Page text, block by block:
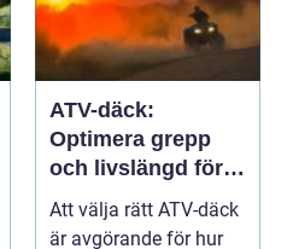
ATV-däck:
Optimera grepp
och livslängd för
din fyrhjuling
Att välja rätt ATV-däck
är avgörande för hur